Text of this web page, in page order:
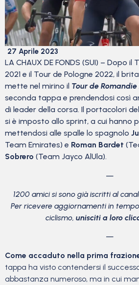
27 Aprile 2023
LA CHAUX DE FONDS (SUI) – Dopo
2021 e il Tour de Pologne 2022, il
mette nel mirino il Tour de Romandie
seconda tappa e prendendosi così
di leader della corsa. Il portacolori
si è imposto allo sprint, a cui hanno
mettendosi alle spalle lo spagnolo
Team Emirates) e Roman Bardet
Sobrero (Team Jayco AlUla).
—
1200 amici si sono già iscritti al
Per ricevere aggiornamenti in
ciclismo, unisciti a loro
—
Come accaduto nella prima
tappa ha visto contendersi il
abbastanza numeroso, ma in cui